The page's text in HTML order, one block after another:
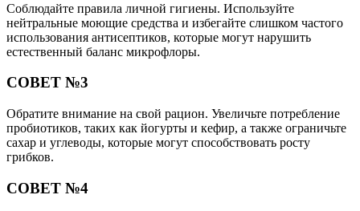
Соблюдайте правила личной гигиены. Используйте
нейтральные моющие средства и избегайте слишком частого
использования антисептиков, которые могут нарушить
естественный баланс микрофлоры.
СОВЕТ №3
Обратите внимание на свой рацион. Увеличьте потребление
пробиотиков, таких как йогурты и кефир, а также ограничьте
сахар и углеводы, которые могут способствовать росту
грибков.
СОВЕТ №4